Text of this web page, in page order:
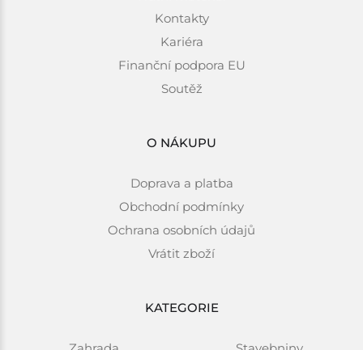
Kontakty
Kariéra
Finanční podpora EU
Soutěž
O NÁKUPU
Doprava a platba
Obchodní podmínky
Ochrana osobních údajů
Vrátit zboží
KATEGORIE